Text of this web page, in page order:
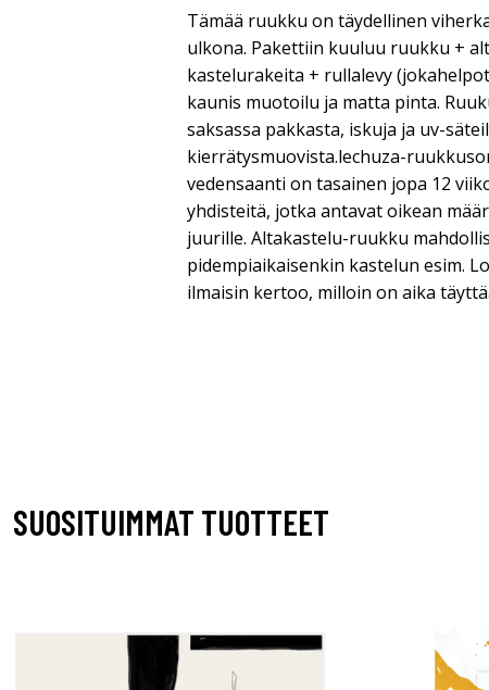
Tämää ruukku on täydellinen
ulkona. Pakettiin kuuluu ruukku +
kastelurakeita + rullalevy
kaunis muotoilu ja matta pinta.
saksassa pakkasta, iskuja ja uv-
kierrätysmuovista.lechuza-
vedensaanti on tasainen jopa 12
yhdisteitä, jotka antavat oikean
juurille. Altakastelu-ruukku
pidempiaikaisenkin kastelun esim.
ilmaisin kertoo, milloin on aika
SUOSITUIMMAT TUOTTEET